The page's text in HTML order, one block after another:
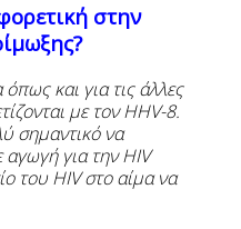
στην
όπως και για τις άλλες
με τονHHV-8.
σημαντικό να
αγωγή για τηνHIV
τουHIV στο αίμα να